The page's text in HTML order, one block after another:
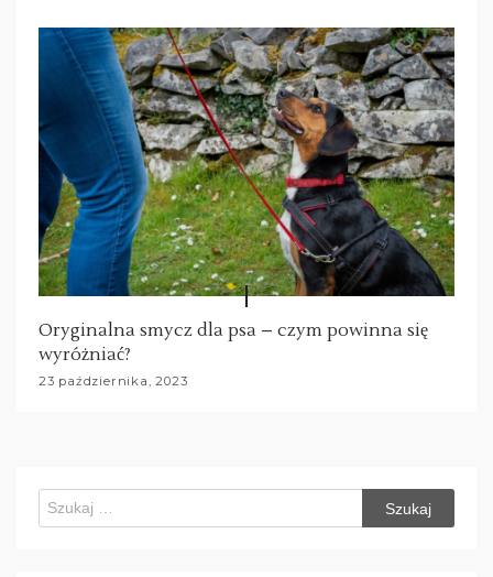
Oryginalna smycz dla psa – czym powinna się
wyróżniać?
23 października, 2023
Szukaj: